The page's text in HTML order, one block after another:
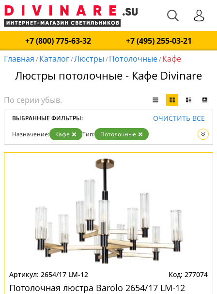
+7 (800) 775-63-32
+7 (495) 255-03-21
Главная / Каталог/Люстры / Потолочные/ Кафе
Люстры потолочные - Кафе Divinare
ВЫБРАННЫЕ ФИЛЬТРЫ: ОЧИСТИТЬ ВСЕ
Назначение: Кафе Тип:
Потолочные
Вид:
Люстры
2654/17 LM-12 277074
Потолочная люстра Barolo 2654/17 LM-12